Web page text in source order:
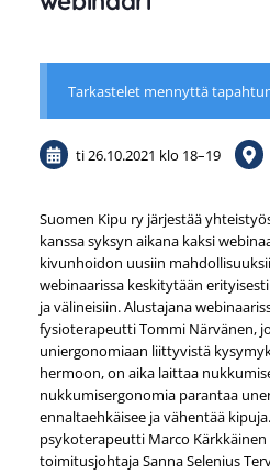
Tarkastelet mennyttä
ti 26.10.2021 klo 18–19
Suomen Kipu ry järjestää
kanssa syksyn aikana kaksi
kivunhoidon uusiin
webinaarissa keskitytään
ja välineisiin. Alustajana
fysioterapeutti Tommi Närvänen,
uniergonomiaan liittyvistä
hermoon, on aika laittaa
nukkumisergonomia parantaa
ennaltaehkäisee ja vähentää
psykoterapeutti Marco
toimitusjohtaja Sanna Selenius